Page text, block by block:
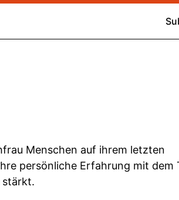
Menschen auf ihrem letzten
persönliche Erfahrung mit dem
stärkt.